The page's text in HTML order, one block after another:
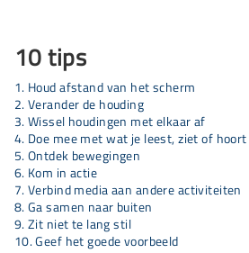
10 tips
Houd afstand van het scherm
Verander de houding
Wissel houdingen met elkaar af
Doe mee met wat je leest, ziet of hoort
Ontdek bewegingen
Kom in actie
Verbind media aan andere activiteiten
Ga samen naar buiten
Zit niet te lang stil
Geef het goede voorbeeld